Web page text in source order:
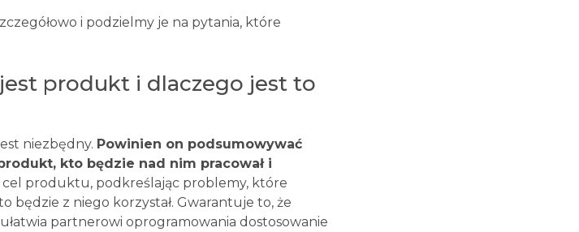
i podzielmy je na pytania, które
produkt i dlaczego jest to
niezbędny. Powinien on podsumowywać
kto będzie nad nim pracował i
cel produktu, podkreślając problemy, które
będzie z niego korzystał. Gwarantuje to, że
partnerowi oprogramowania dostosowanie